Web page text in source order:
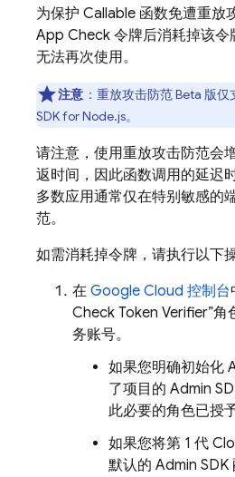
为保护 Callable 函数免遭重放
App Check 令牌后消耗掉该令
无法再次使用。
注意 ：重放攻击防范 Beta 版
SDK for Node.js。
请注意，使用重放攻击防范会
返时间，因此函数调用的延迟
多数应用通常仅在特别敏感的
范。
如需消耗掉令牌，请执行以下
在 Google Cloud 控制台
Check Token Verifier”角
务账号。
如果您明确初始化
了项目的 Admin
此必要的角色已授予
如果您将第 1 代
默认的 Admin